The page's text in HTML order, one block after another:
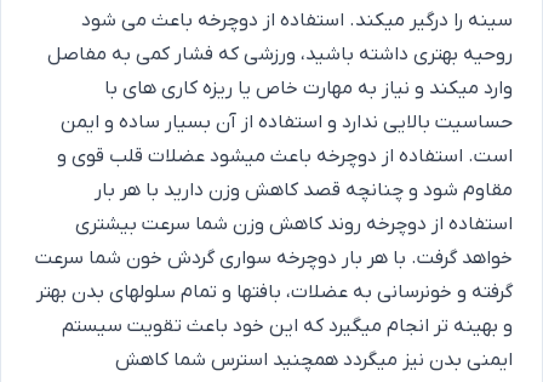
سینه را درگیر میکند. استفاده از دوچرخه باعث می شود
روحیه بهتری داشته باشید، ورزشی که فشار کمی به مفاصل
وارد میکند و نیاز به مهارت خاص یا ریزه کاری های با
حساسیت بالایی ندارد و استفاده از آن بسیار ساده و ایمن
است. استفاده از دوچرخه باعث میشود عضلات قلب قوی و
مقاوم شود و چنانچه قصد کاهش وزن دارید با هر بار
استفاده از دوچرخه روند کاهش وزن شما سرعت بیشتری
خواهد گرفت. با هر بار دوچرخه سواری گردش خون شما سرعت
گرفته و خونرسانی به عضلات، بافتها و تمام سلولهای بدن بهتر
و بهینه تر انجام میگیرد که این خود باعث تقویت سیستم
ایمنی بدن نیز میگردد همچنید استرس شما کاهش